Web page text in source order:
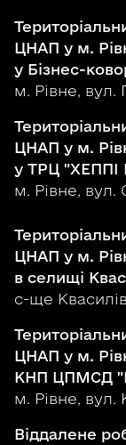
ЦНАП у м.
у Бізнес-
м. Рівне, вул.
ЦНАП у м.
у ТРЦ
м. Рівне, вул.
ЦНАП у м.
в селищі
с-ще
ЦНАП у м.
КНП ЦПМСД
м. Рівне, вул.
Віддалене